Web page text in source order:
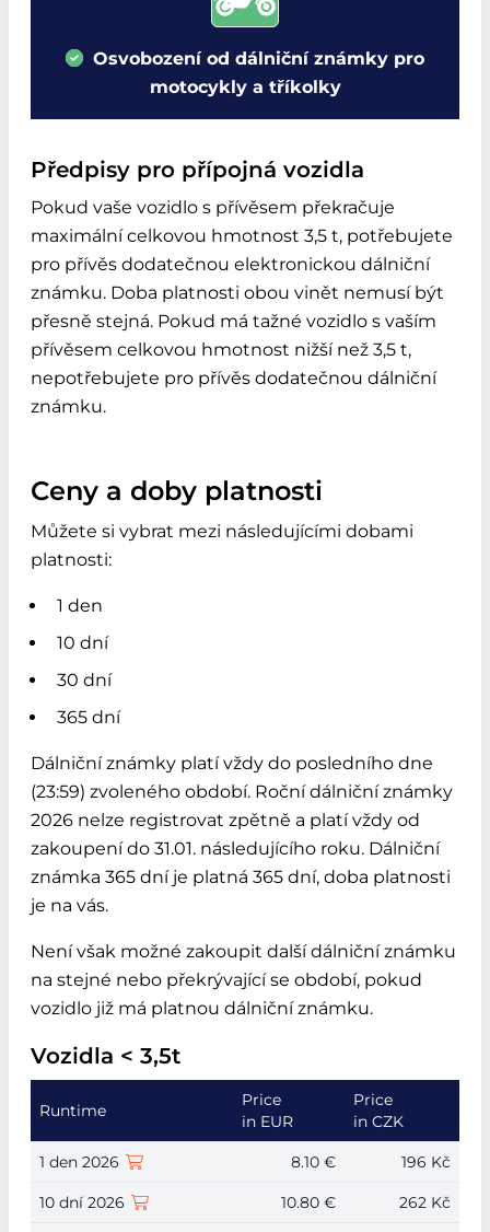
Osvobození od dálniční známky pro
motocykly a tříkolky
Předpisy pro přípojná vozidla
Pokud vaše vozidlo s přívěsem překračuje
maximální celkovou hmotnost 3,5 t, potřebujete
pro přívěs dodatečnou elektronickou dálniční
známku. Doba platnosti obou vinět nemusí být
přesně stejná. Pokud má tažné vozidlo s vaším
přívěsem celkovou hmotnost nižší než 3,5 t,
nepotřebujete pro přívěs dodatečnou dálniční
známku.
Ceny a doby platnosti
Můžete si vybrat mezi následujícími dobami
platnosti:
1 den
10 dní
30 dní
365 dní
Dálniční známky platí vždy do posledního dne
(23:59) zvoleného období. Roční dálniční známky
2026 nelze registrovat zpětně a platí vždy od
zakoupení do 31.01. následujícího roku. Dálniční
známka 365 dní je platná 365 dní, doba platnosti
je na vás.
Není však možné zakoupit další dálniční známku
na stejné nebo překrývající se období, pokud
vozidlo již má platnou dálniční známku.
Vozidla < 3,5t
Runtime
Price
in EUR
Price
in CZK
1 den 2026 8.10 € 196 Kč
10 dní 2026 10.80 € 262 Kč